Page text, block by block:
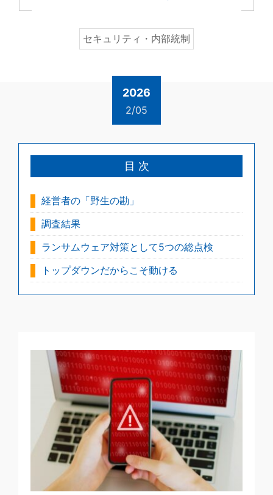
セキュリティ・内部統制
2026
2/05
目 次
経営者の「野生の勘」
調査結果
ランサムウェア対策として5つの総点検
トップダウンだからこそ動ける